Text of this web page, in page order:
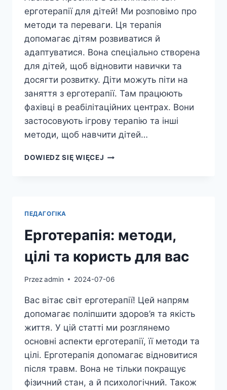
ерготерапії для дітей! Ми розповімо про
методи та переваги. Ця терапія
допомагає дітям розвиватися й
адаптуватися. Вона спеціально створена
для дітей, щоб відновити навички та
досягти розвитку. Діти можуть піти на
заняття з ерготерапії. Там працюють
фахівці в реабілітаційних центрах. Вони
застосовують ігрову терапію та інші
методи, щоб навчити дітей…
DOWIEDZ SIĘ WIĘCEJ ЕРГОТЕРАПІЯ
ПЕДАГОГІКА
Ерготерапія: методи,
цілі та користь для вас
Przezadmin 2024-07-06
Вас вітає світ ерготерапії! Цей напрям
допомагає поліпшити здоров’я та якість
життя. У цій статті ми розглянемо
основні аспекти ерготерапії, її методи та
цілі. Ерготерапія допомагає відновитися
після травм. Вона не тільки покращує
фізичний стан, а й психологічний. Також